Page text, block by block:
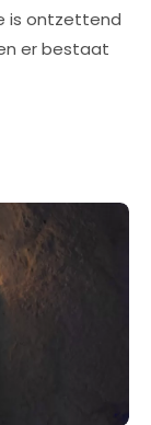
is ontzettend
er bestaat